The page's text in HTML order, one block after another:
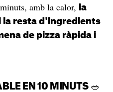
amb la calor,
la
la resta d'ingredients
de pizza ràpida i
EN 10 MINUTS 🥗